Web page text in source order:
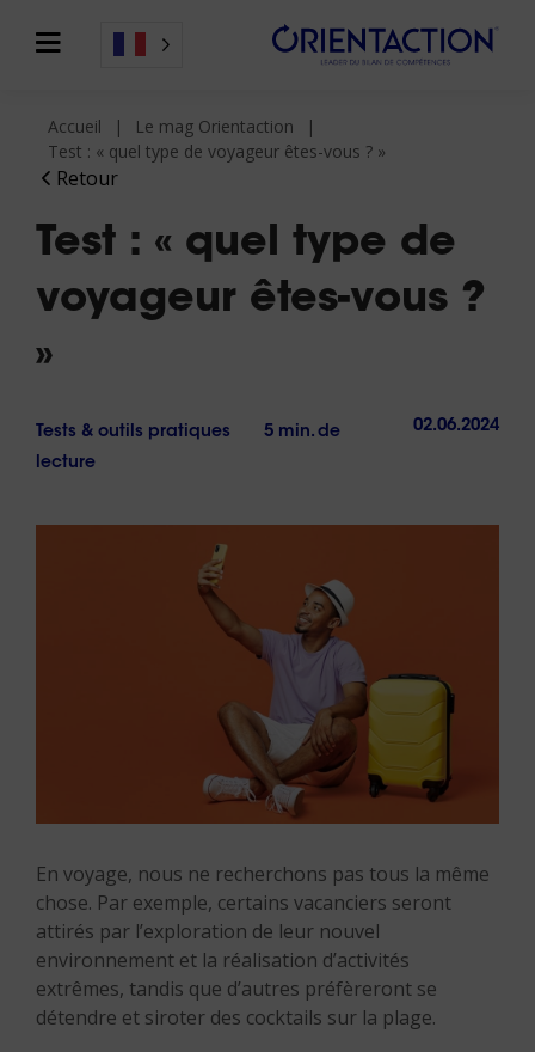
Retour
Accueil
Le mag Orientaction
Test : « quel type de voyageur êtes-vous ? »
Test : « quel type de
voyageur êtes-vous ?
»
Tests & outils pratiques
5 min. de
lecture
02.06.2024
En voyage, nous ne recherchons pas tous la même
chose. Par exemple, certains vacanciers seront
attirés par l’exploration de leur nouvel
environnement et la réalisation d’activités
extrêmes, tandis que d’autres préfèreront se
détendre et siroter des cocktails sur la plage.